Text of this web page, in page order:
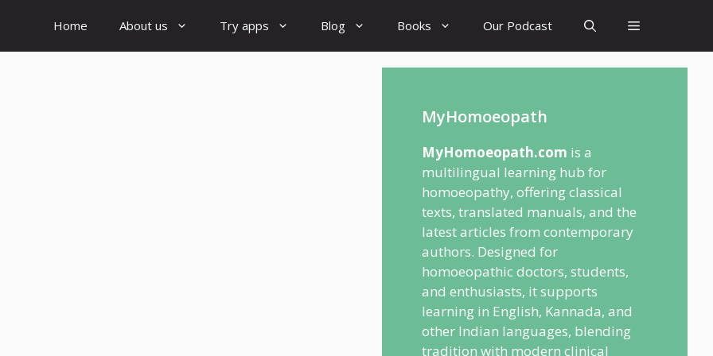
Home About us Try apps Blog Books Our Podcast
MyHomoeopath
MyHomoeopath.com is a
multilingual learning hub for
homoeopathy, offering classical
texts, translated manuals, and the
latest articles from contemporary
authors. Designed for
homoeopathic doctors, students,
and enthusiasts, it supports
learning in English, Kannada, and
other Indian languages, blending
tradition with modern clinical